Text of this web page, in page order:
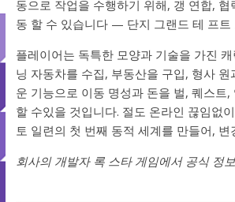
동으로 작업을 수행하기 위해, 갱 연합,
동 할 수 있습니다 — 단지 그랜드 테 프트
플레이어는 독특한 모양과 기술을 가진
닝 자동차를 수집, 부동산을 구입, 형사
운 기능으로 이동 명성과 돈을 벌, 퀘스트,
할 수있을 것입니다. 절도 온라인 끊임없
토 일련의 첫 번째 동적 세계를 만들어, 변
회사의 개발자 록 스타 게임에서 공식 정